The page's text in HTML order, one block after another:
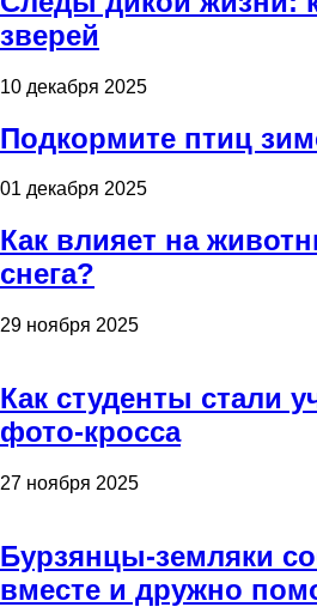
зверей
10 декабря 2025
Подкормите птиц
01 декабря 2025
Как влияет на
снега?
29 ноября 2025
Как студенты стали
фото-кросса
27 ноября 2025
Бурзянцы-земляки
вместе и дружно